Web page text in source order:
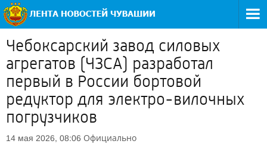
Чебоксарский завод силовых
агрегатов (ЧЗСА) разработал
первый в России бортовой
редуктор для электро-вилочных
погрузчиков
14 мая 2026, 08:06 Официально